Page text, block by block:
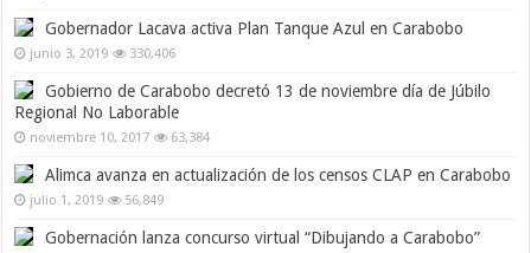
Gobernador Lacava activa Plan Tanque Azul en Carabobo
junio 3, 2019 330,406
Gobierno de Carabobo decretó 13 de noviembre día de Júbilo
Regional No Laborable
noviembre 10, 2017 63,384
Alimca avanza en actualización de los censos CLAP en Carabobo
julio 1, 2019 56,849
Gobernación lanza concurso virtual “Dibujando a Carabobo”